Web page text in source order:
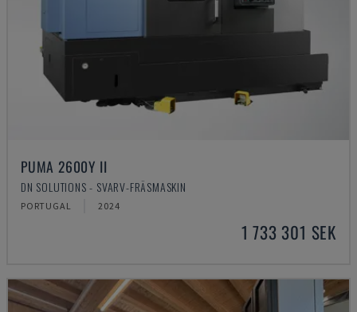
PUMA 2600Y II
DN SOLUTIONS - SVARV-FRÄSMASKIN
PORTUGAL 2024
1 733 301 SEK